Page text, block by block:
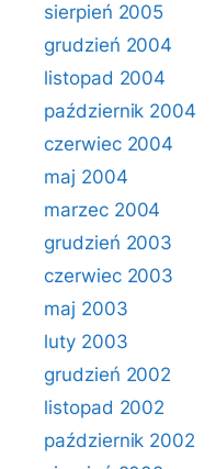
sierpień 2005
grudzień 2004
listopad 2004
październik 2004
czerwiec 2004
maj 2004
marzec 2004
grudzień 2003
czerwiec 2003
maj 2003
luty 2003
grudzień 2002
listopad 2002
październik 2002